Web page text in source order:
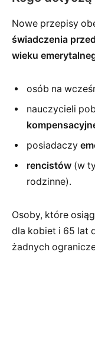
Nowe przepisy
świadczenia
wieku
osób na
nauczycieli
posiadaczy
rencistów (w
rodzinne).
Osoby, które
dla kobiet i 65 lat
żadnych